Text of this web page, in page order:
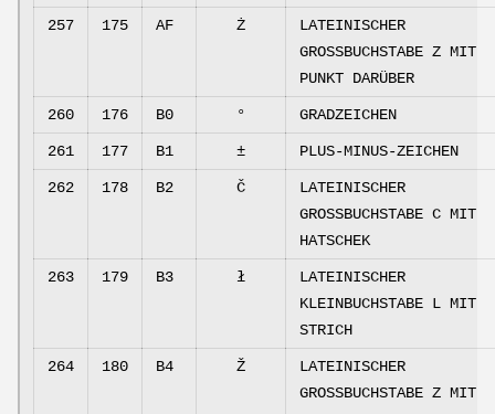
257 175 AF Ż
LATEINISCHER
GROSSBUCHSTABE Z MIT
PUNKT DARÜBER
260 176 B0 ° GRADZEICHEN
261 177 B1 ± PLUS-MINUS-ZEICHEN
262 178 B2 Č
LATEINISCHER
GROSSBUCHSTABE C MIT
HATSCHEK
263 179 B3 ł
LATEINISCHER
KLEINBUCHSTABE L MIT
STRICH
264 180 B4 Ž
LATEINISCHER
GROSSBUCHSTABE Z MIT